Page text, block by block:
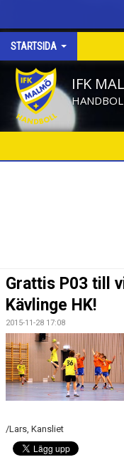
STARTSIDA
IFK
NYHETSARKIV
BILDGALLERI
MATCHER
FÖRENINGEN
LÄNKAR
ÅRSHJUL
Grattis P03 till
Kävlinge HK!
2015-11-28 17:08
/Lars, Kansliet